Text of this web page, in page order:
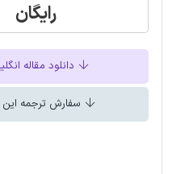
رایگان
دانلود مقاله
سفارش ترجمه این